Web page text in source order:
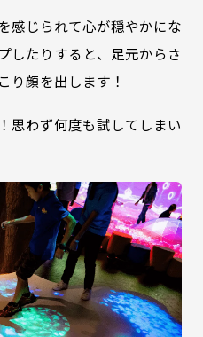
感じられて心が穏やかにな
したりすると、足元からさ
り顔を出します！
思わず何度も試してしまい